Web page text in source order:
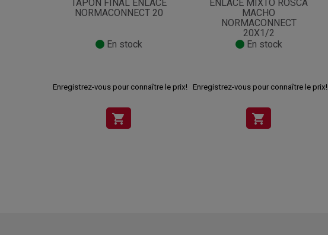
TAPON FINAL ENLACE
NORMACONNECT 20
En stock
Enregistrez-vous pour connaître le prix!
shopping_cart
ENLACE MIXTO ROSCA
MACHO
NORMACONNECT
20X1/2
En stock
Enregistrez-vous pour connaître le prix!
shopping_cart